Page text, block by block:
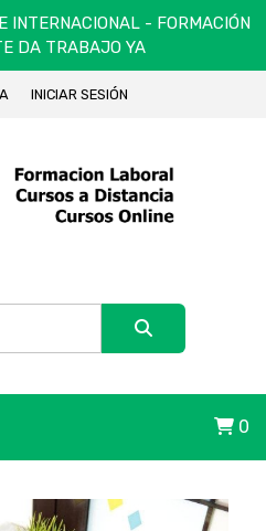
INTERNACIONAL - FORMACIÓN
DA TRABAJO YA
INICIAR SESIÓN
0